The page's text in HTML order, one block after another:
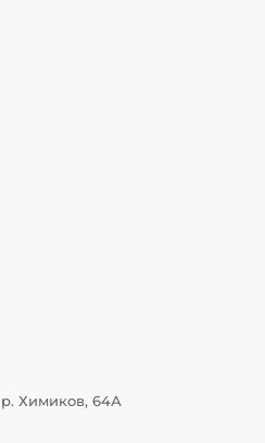
Химиков, 64А